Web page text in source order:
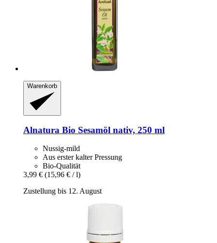
Warenkorb
Alnatura Bio Sesamöl nativ, 250 ml
Nussig-mild
Aus erster kalter Pressung
Bio-Qualität
3,99 € (15,96 € / l)
Zustellung bis 12. August